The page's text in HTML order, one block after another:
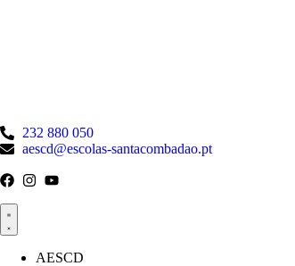
232 880 050
aescd@escolas-santacombadao.pt
AESCD